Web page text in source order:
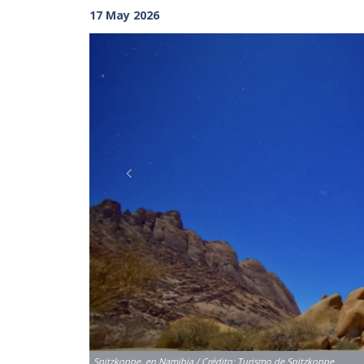
17 May 2026
Spitzkoppe, en Namibia / Crédito: Turismo de Spitzkoppe
Previous